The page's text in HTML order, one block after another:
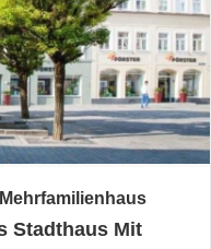
Stadthaus Mit